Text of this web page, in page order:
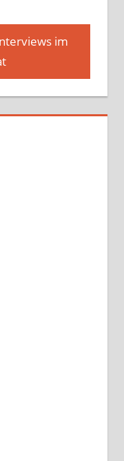
im